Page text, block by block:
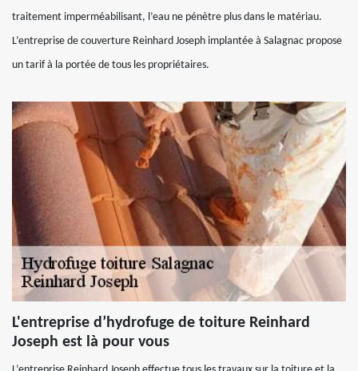
traitement imperméabilisant, l’eau ne pénètre plus dans le matériau.
L’entreprise de couverture Reinhard Joseph implantée à Salagnac propose
un tarif à la portée de tous les propriétaires.
L'entreprise d’hydrofuge de toiture Reinhard
Joseph est là pour vous